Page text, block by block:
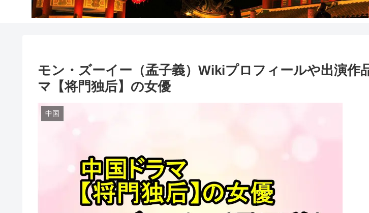
モン・ズーイー（孟子義）Wikiプロフィールや出演作
マ【将門独后】の女優
中国